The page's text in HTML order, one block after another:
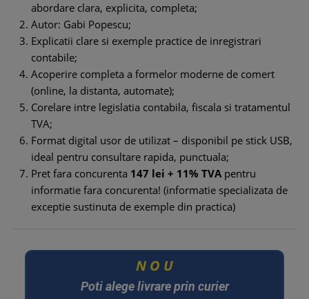
abordare clara, explicita, completa;
Autor: Gabi Popescu;
Explicatii clare si exemple practice de inregistrari
contabile;
Acoperire completa a formelor moderne de comert
(online, la distanta, automate);
Corelare intre legislatia contabila, fiscala si tratamentul
TVA;
Format digital usor de utilizat – disponibil pe stick USB,
ideal pentru consultare rapida, punctuala;
Pret fara concurenta 147 lei + 11% TVA pentru
informatie fara concurenta! (informatie specializata de
exceptie sustinuta de exemple din practica)
N O U
Poti alege livrare prin curier